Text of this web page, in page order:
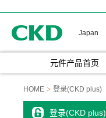
Japan
元件产品首页
HOME 登录(CKD plus)
登录(CKD plus)